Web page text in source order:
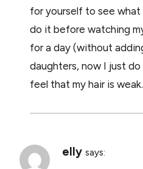
for yourself to see what
do it before watching
for a day (without
daughters, now I just
feel that my hair is weak.
elly says: